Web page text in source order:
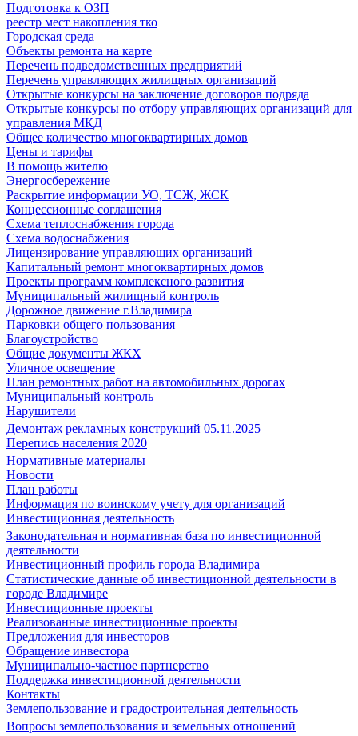
Подготовка к ОЗП
реестр мест накопления тко
Городская среда
Объекты ремонта на карте
Перечень подведомственных предприятий
Перечень управляющих жилищных организаций
Открытые конкурсы на заключение договоров подряда
Открытые конкурсы по отбору управляющих организаций для
управления МКД
Общее количество многоквартирных домов
Цены и тарифы
В помощь жителю
Энергосбережение
Раскрытие информации УО, ТСЖ, ЖСК
Концессионные соглашения
Схема теплоснабжения города
Схема водоснабжения
Лицензирование управляющих организаций
Капитальный ремонт многоквартирных домов
Проекты программ комплексного развития
Муниципальный жилищный контроль
Дорожное движение г.Владимира
Парковки общего пользования
Благоустройство
Общие документы ЖКХ
Уличное освещение
План ремонтных работ на автомобильных дорогах
Муниципальный контроль
Нарушители
Демонтаж рекламных конструкций 05.11.2025
Перепись населения 2020
Нормативные материалы
Новости
План работы
Информация по воинскому учету для организаций
Инвестиционная деятельность
Законодательная и нормативная база по инвестиционной
деятельности
Инвестиционный профиль города Владимира
Статистические данные об инвестиционной деятельности в
городе Владимире
Инвестиционные проекты
Реализованные инвестиционные проекты
Предложения для инвесторов
Обращение инвестора
Муниципально-частное партнерство
Поддержка инвестиционной деятельности
Контакты
Землепользование и градостроительная деятельность
Вопросы землепользования и земельных отношений